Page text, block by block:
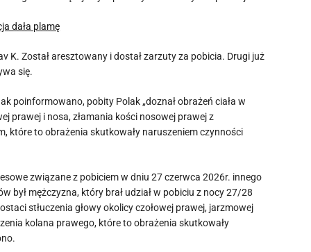
dała plamę
K. Został aresztowany i dostał zarzuty za pobicia. Drugi już
się.
poinformowano, pobity Polak „doznał obrażeń ciała w
prawej i nosa, złamania kości nosowej prawej z
które to obrażenia skutkowały naruszeniem czynności
związane z pobiciem w dniu 27 czerwca 2026r. innego
mężczyzna, który brał udział w pobiciu z nocy 27/28
stłuczenia głowy okolicy czołowej prawej, jarzmowej
kolana prawego, które to obrażenia skutkowały